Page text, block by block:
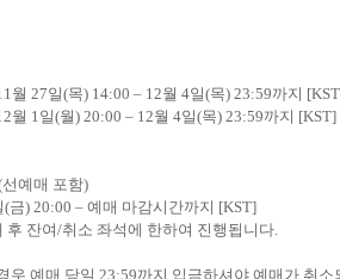
월 27일(목) 14:00 – 12월 4일(목) 23:59까지
월 1일(월) 20:00 – 12월 4일(목) 23:59까지 [KST]
선예매 포함)
(금) 20:00 – 예매 마감시간까지 [KST]
후 잔여/취소 좌석에 한하여 진행됩니다.
우 예매 당일 23:59까지 입금하셔야 예매가 취소